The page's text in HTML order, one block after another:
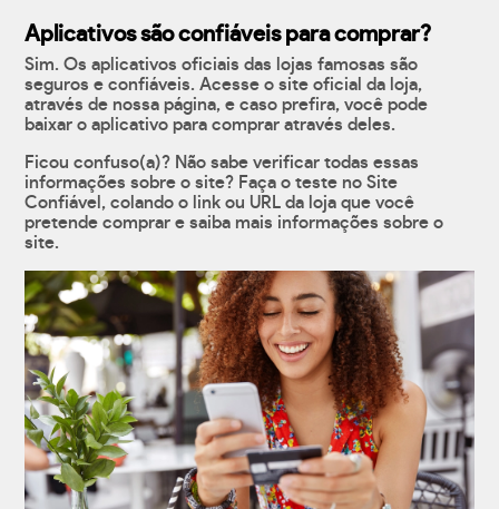
Aplicativos são confiáveis para comprar?
Sim. Os aplicativos oficiais das lojas famosas são
seguros e confiáveis. Acesse o site oficial da loja,
através de nossa página, e caso prefira, você pode
baixar o aplicativo para comprar através deles.
Ficou confuso(a)? Não sabe verificar todas essas
informações sobre o site? Faça o teste no Site
Confiável, colando o link ou URL da loja que você
pretende comprar e saiba mais informações sobre o
site.